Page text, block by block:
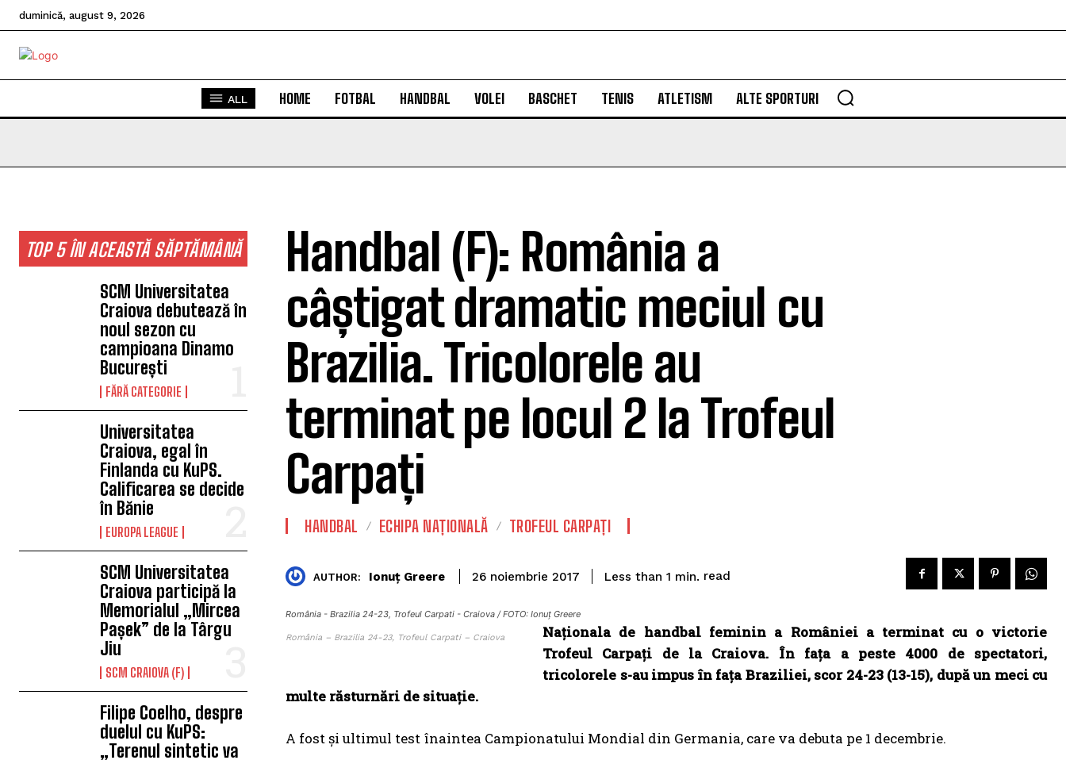
duminică, august 9, 2026
ALL HOME FOTBAL HANDBAL VOLEI BASCHET TENIS ATLETISM ALTE SPORTURI
TOP 5 ÎN ACEASTĂ SĂPTĂMÂNĂ
SCM Universitatea
Craiova debutează în
noul sezon cu
campioana Dinamo
București
FĂRĂ CATEGORIE
Universitatea
Craiova, egal în
Finlanda cu KuPS.
Calificarea se decide
în Bănie
EUROPA LEAGUE
SCM Universitatea
Craiova participă la
Memorialul „Mircea
Pașek” de la Târgu
Jiu
SCM CRAIOVA (F)
Filipe Coelho, despre
duelul cu KuPS:
„Terenul sintetic va
Handbal (F): România a
câștigat dramatic meciul cu
Brazilia. Tricolorele au
terminat pe locul 2 la Trofeul
Carpați
HANDBAL ECHIPA NAȚIONALĂ TROFEUL CARPAȚI
AUTHOR: Ionuț Greere 26 noiembrie 2017 Less than 1 min. read
România - Brazilia 24-23, Trofeul Carpati - Craiova / FOTO: Ionuț Greere
România – Brazilia 24-23, Trofeul Carpati – Craiova
Naționala de handbal feminin a României a terminat cu o victorie
Trofeul Carpați de la Craiova. În fața a peste 4000 de spectatori,
tricolorele s-au impus în fața Braziliei, scor 24-23 (13-15), după un meci cu
multe răsturnări de situație.
A fost şi ultimul test înaintea Campionatului Mondial din Germania, care va debuta pe 1 decembrie.